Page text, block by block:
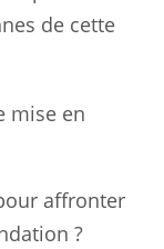
de cette
mise en
affronter
?